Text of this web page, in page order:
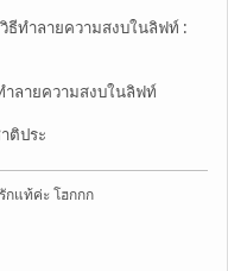
ธีทำลายความสงบในลิฟท์ :
ำลายความสงบในลิฟท์
ติประ
กแท้ค่ะ โฮกกก